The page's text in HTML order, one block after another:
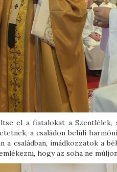
el a fiatalokat a
a családon belüli
a családban, imádkozzatok a
hogy az soha ne